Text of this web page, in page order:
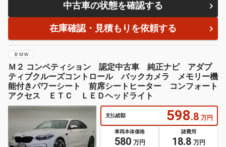
中古車の状態を確認する
在庫確認・見積もりを依頼する
ＢＭＷ
Ｍ２ コンペティション 認定中古車 純正ナビ アダプ
ティブクルーズコントロール バックカメラ メモリー機
能付きパワーシート 前席シートヒーター コンフォート
アクセス ＥＴＣ ＬＥＤヘッドライト
支払総額 598.8 万円
車両本体価格
580 万円
諸費用
18.8 万円